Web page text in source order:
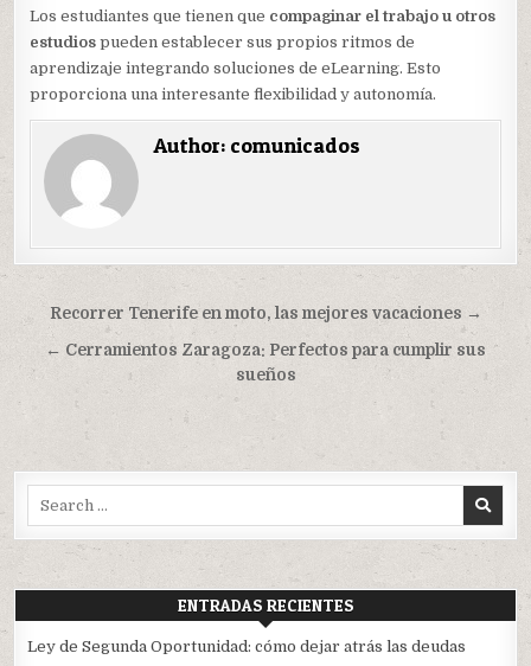
Los estudiantes que tienen que compaginar el trabajo u otros
estudiospueden establecer sus propios ritmos de
aprendizaje integrando soluciones de eLearning. Esto
proporciona una interesante flexibilidad y autonomía.
Author: comunicados
Navegación
de
entradas
Recorrer Tenerife en moto, las mejores vacaciones →
← Cerramientos Zaragoza: Perfectos para cumplir sus
sueños
ENTRADAS RECIENTES
Ley de Segunda Oportunidad: cómo dejar atrás las deudas